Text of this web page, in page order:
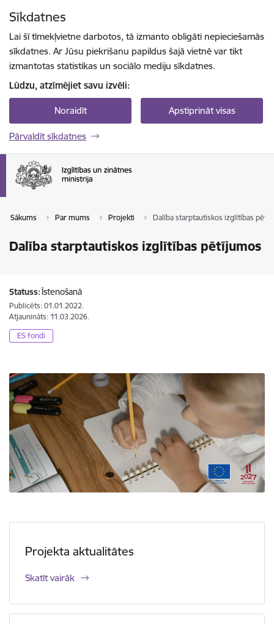
Sīkdatnes
Lai šī tīmekļvietne darbotos, tā izmanto obligāti nepieciešamās
sīkdatnes. Ar Jūsu piekrišanu papildus šajā vietnē var tikt
izmantotas statistikas un sociālo mediju sīkdatnes.
Lūdzu, atzīmējiet savu izvēli:
Noraidīt Apstiprināt visas
Pārvaldīt sīkdatnes
Sākums Par mums Projekti Dalība starptautiskos izglītības
Dalība starptautiskos izglītības pētījumos
Statuss:Īstenošanā
Publicēts: 01.01.2022.
Atjaunināts: 11.03.2026.
ES fondi
Projekta aktualitātes
Skatīt vairāk